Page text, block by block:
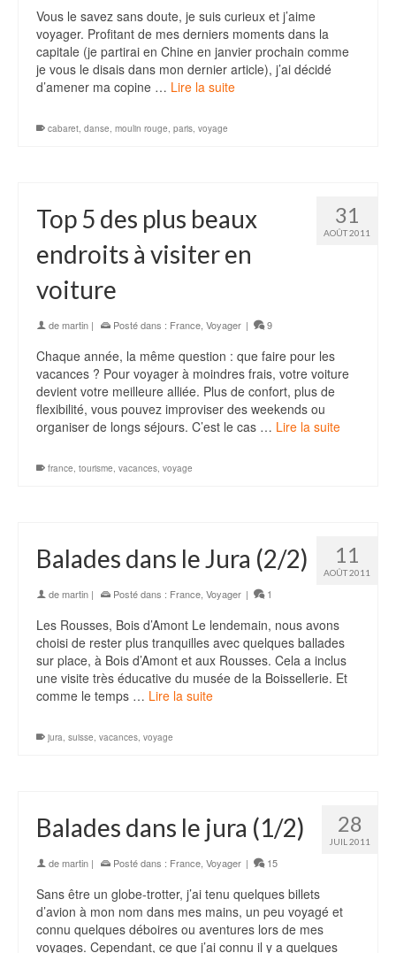
Vous le savez sans doute, je suis curieux et j’aime
voyager. Profitant de mes derniers moments dans la
capitale (je partirai en Chine en janvier prochain comme
je vous le disais dans mon dernier article), j’ai décidé
d’amener ma copine … Lire la suite
cabaret, danse, moulin rouge, paris, voyage
31
AOÛT 2011
Top 5 des plus beaux
endroits à visiter en
voiture
demartin | Posté dans : France Voyager | 9
Chaque année, la même question : que faire pour les
vacances ? Pour voyager à moindres frais, votre voiture
devient votre meilleure alliée. Plus de confort, plus de
flexibilité, vous pouvez improviser des weekends ou
organiser de longs séjours. C’est le cas … Lire la suite
france, tourisme, vacances, voyage
11
AOÛT 2011
Balades dans le Jura (2/2)
demartin | Posté dans : France Voyager | 1
Les Rousses, Bois d’Amont Le lendemain, nous avons
choisi de rester plus tranquilles avec quelques ballades
sur place, à Bois d’Amont et aux Rousses. Cela a inclus
une visite très éducative du musée de la Boissellerie. Et
comme le temps … Lire la suite
jura, suisse, vacances, voyage
28
JUIL 2011
Balades dans le jura (1/2)
demartin | Posté dans : France Voyager | 15
Sans être un globe-trotter, j’ai tenu quelques billets
d’avion à mon nom dans mes mains, un peu voyagé et
connu quelques déboires ou aventures lors de mes
voyages. Cependant, ce que j’ai connu il y a quelques